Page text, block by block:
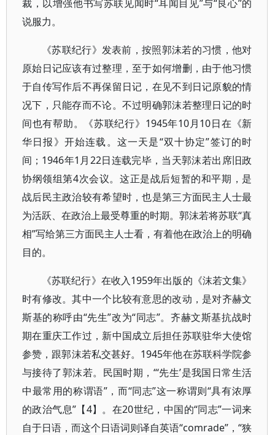
裁，以增强他书写苏联见闻时“耳闻目见”与“良心”的
说服力。
《苏联纪行》发表前，按照郭沫若的习惯，他对
原始日记应该有过整理，至于如何增删，由于他习惯
于自传写作后不再保留日记，在见不到日记原貌的情
况下，只能存而不论。不过明确郭沫若整理日记的时
间也有帮助。《苏联纪行》1945年10月10日在《新
华日报》开始连载。这一天是“双十协定”签订的时
间；1946年1月22日连载完毕，当天郭沫若出席旧政
协纲领组第4次会议。这正是战后短暂的和平期，是
战后民主政治较有希望时，也是第三方面民主人士最
为活跃、在政治上最受尊重的时期。郭沫若将苏联“真
相”写给第三方面民主人士看，有着他在政治上的明确
目的。
《苏联纪行》在收入1959年出版的《沫若文集》
时有修改。其中一个比较有意思的改动，是对齐赫文
斯基的称呼由“先生”改为“同志”。齐赫文斯基抗战时
期在重庆工作过，新中国成立后担任苏联驻华大使馆
参赞，跟郭沫若私交甚好。1945年他在苏联科学院参
与接待了郭沫若。民国时期，“‘先生’是我国日常生活
中最常用的称谓语”，而“同志”这一称谓则“具有浓厚
的政治气息”【4】。在20世纪，中国的“同志”一词来
自于日语，而这个日语词则译自英语“comrade”，“狭